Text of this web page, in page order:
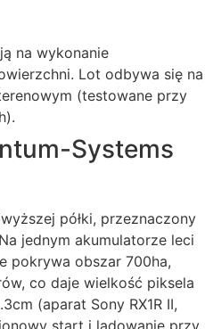
na wykonanie
Lot odbywa się na
(testowane przy
Systems
półki, przeznaczony
jednym akumulatorze leci
pokrywa obszar 700ha,
co daje wielkość piksela
(aparat Sony RX1R II,